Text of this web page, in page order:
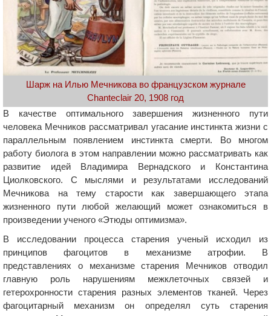
Шарж на Илью Мечникова во французском журнале
Chanteclair 20, 1908 год
В качестве оптимального завершения жизненного пути
человека Мечников рассматривал угасание инстинкта жизни с
параллельным появлением инстинкта смерти. Во многом
работу биолога в этом направлении можно рассматривать как
развитие идей Владимира Вернадского и Константина
Циолковского. С мыслями и результатами исследований
Мечникова на тему старости как завершающего этапа
жизненного пути любой желающий может ознакомиться в
произведении ученого «Этюды оптимизма».
В исследовании процесса старения ученый исходил из
принципов фагоцитов в механизме атрофии. В
представлениях о механизме старения Мечников отводил
главную роль нарушениям межклеточных связей и
гетерохронности старения разных элементов тканей. Через
фагоцитарный механизм он определял суть старения